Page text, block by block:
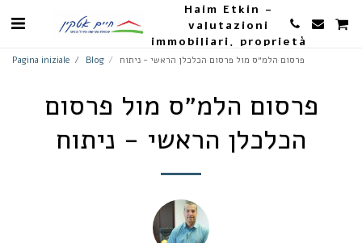
Haim Etkin -
valutazioni
immobiliari, proprietà
e agricoltura
Pagina iniziale Blog פרסום הלמ״ס מול פרסום הכלכלן הראשי - ניתוח
פרסום הלמ״ס מול פרסום
הכלכלן הראשי - ניתוח